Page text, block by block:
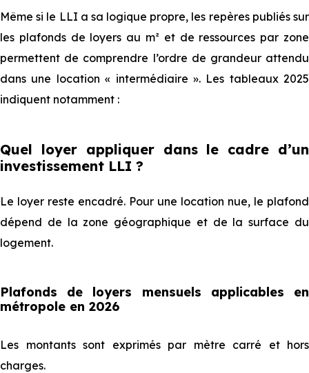
Même si le LLI a sa logique propre, les repères publiés sur
les plafonds de loyers au m² et de ressources par zone
permettent de comprendre l’ordre de grandeur attendu
dans une location « intermédiaire ». Les tableaux 2025
indiquent notamment :
Quel loyer appliquer dans le cadre d’un
investissement LLI ?
Le loyer reste encadré. Pour une location nue, le plafond
dépend de la zone géographique et de la surface du
logement.
Plafonds de loyers mensuels applicables en
métropole en 2026
Les montants sont exprimés par mètre carré et hors
charges.